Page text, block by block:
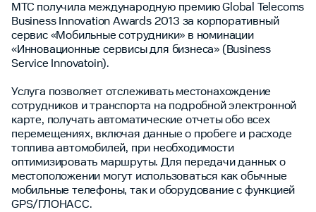
МТС получила международную премию Global Telecoms
Business Innovation Awards 2013 за корпоративный
сервис «Мобильные сотрудники» в номинации
«Инновационные сервисы для бизнеса» (Business
Service Innovatoin).
Услуга позволяет отслеживать местонахождение
сотрудников и транспорта на подробной электронной
карте, получать автоматические отчеты обо всех
перемещениях, включая данные о пробеге и расходе
топлива автомобилей, при необходимости
оптимизировать маршруты. Для передачи данных о
местоположении могут использоваться как обычные
мобильные телефоны, так и оборудование с функцией
GPS/ГЛОНАСС.